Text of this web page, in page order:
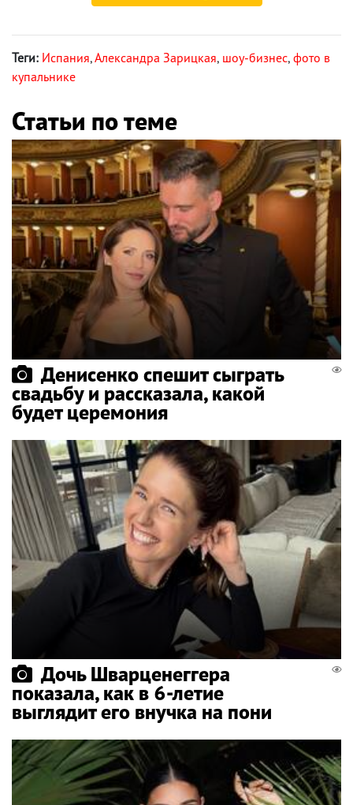
Теги: Испания,Александра Зарицкая, шоу-бизнес, фото в
купальнике
Статьи по теме
Денисенко спешит сыграть
свадьбу и рассказала, какой
будет церемония
Дочь Шварценеггера
показала, как в 6-летие
выглядит его внучка на пони